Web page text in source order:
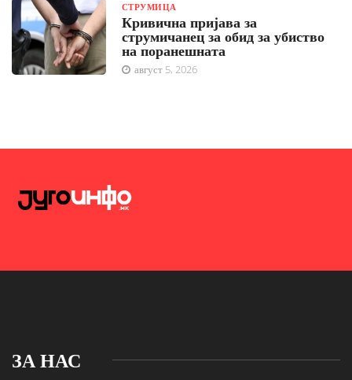
СТРУМИЦА
Кривична пријава за
струмичанец за обид за убиство
на поранешната
август 5, 2026
ЗА НАС